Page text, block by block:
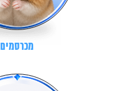
מכרסמים